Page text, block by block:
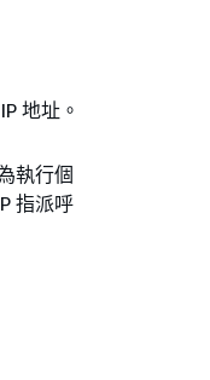
地址。
執行個
指派呼